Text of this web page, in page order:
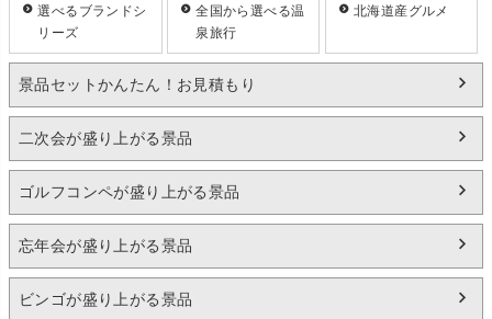
選べるブランドシ
リーズ
全国から選べる温
泉旅行
北海道産グルメ
景品セットかんたん！お見積もり
二次会が盛り上がる景品
ゴルフコンペが盛り上がる景品
忘年会が盛り上がる景品
ビンゴが盛り上がる景品